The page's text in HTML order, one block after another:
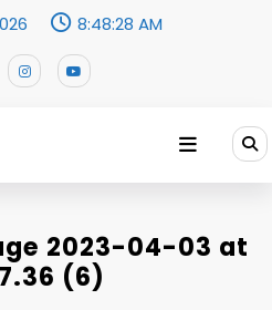
8:48:29 AM
2023-04-03 at
(6)